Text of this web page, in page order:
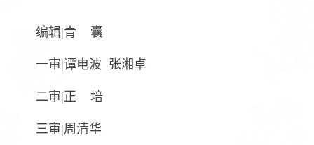
编辑|青 囊
一审|谭电波 张湘卓
二审|正 培
三审|周清华